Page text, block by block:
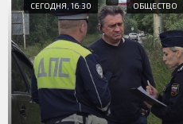
СЕГОДНЯ, 16:30 ОБЩЕСТВО